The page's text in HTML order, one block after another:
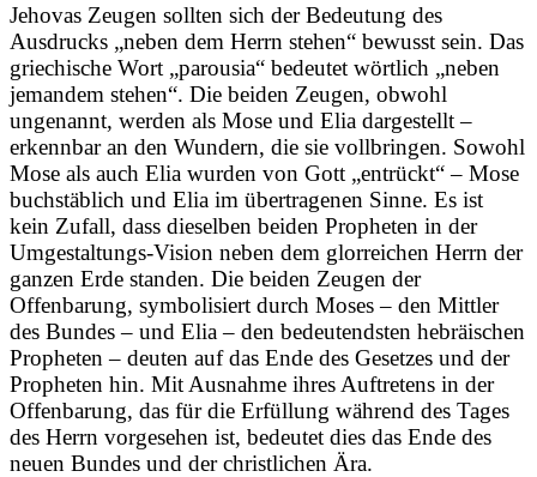
Jehovas Zeugen sollten sich der Bedeutung des
Ausdrucks „neben dem Herrn stehen“ bewusst sein. Das
griechische Wort „parousia“ bedeutet wörtlich „neben
jemandem stehen“. Die beiden Zeugen, obwohl
ungenannt, werden als Mose und Elia dargestellt –
erkennbar an den Wundern, die sie vollbringen. Sowohl
Mose als auch Elia wurden von Gott „entrückt“ – Mose
buchstäblich und Elia im übertragenen Sinne. Es ist
kein Zufall, dass dieselben beiden Propheten in der
Umgestaltungs-Vision neben dem glorreichen Herrn der
ganzen Erde standen. Die beiden Zeugen der
Offenbarung, symbolisiert durch Moses – den Mittler
des Bundes – und Elia – den bedeutendsten hebräischen
Propheten – deuten auf das Ende des Gesetzes und der
Propheten hin. Mit Ausnahme ihres Auftretens in der
Offenbarung, das für die Erfüllung während des Tages
des Herrn vorgesehen ist, bedeutet dies das Ende des
neuen Bundes und der christlichen Ära.